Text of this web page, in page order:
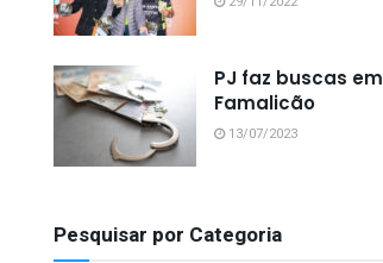
PJ faz buscas em
Famalicão
13/07/2023
Pesquisar por Categoria